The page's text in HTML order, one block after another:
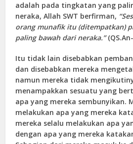
adalah pada tingkatan yang
neraka, Allah SWT berfirman,
orang munafik itu (ditempatkan)
paling bawah dari neraka.”(
Itu tidak lain disebabkan
dan disebabkan mereka
namun mereka tidak
menampakkan sesuatu yang
apa yang mereka sembunyikan.
melakukan apa yang mereka
mereka selalu melakukan apa
dengan apa yang mereka